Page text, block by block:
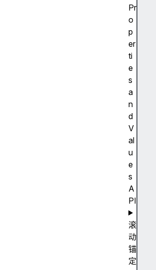
Pr
o
p
er
ti
e
s
a
n
d
V
al
u
e
s
A
PI
滚
动
锚
定